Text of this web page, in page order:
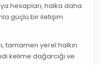
hesapları, halka daha
güçlü bir iletişim
tamamen yerel halkın
kelime dağarcığı ve